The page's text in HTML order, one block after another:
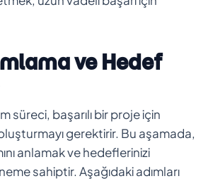
ve Hedef
süreci, başarılı bir proje için
gerektirir. Bu aşamada,
anlamak ve hedeflerinizi
sahiptir. Aşağıdaki adımları